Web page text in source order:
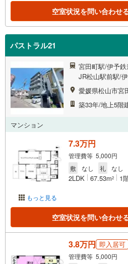
空室状況を問い合わせ
パストラル21
宮田町駅/伊予
JR松山駅前駅/
愛媛県松山市宮
築33年/地上5階
マンション
もっと見る
7.3万円
管理費等 5,000円
敷
なし 礼 なし
2LDK 67.53m2 1
空室状況を問い合わせ
3.8万円 即入居可
管理費等 5,000円